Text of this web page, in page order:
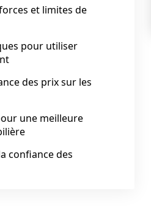
et limites de
pour utiliser
des prix sur les
une meilleure
confiance des